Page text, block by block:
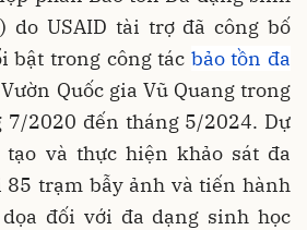
) do USAID tài trợ đã công bố
bật trong công tác bảo tồn đa
Quốc gia Vũ Quang trong
2020 đến tháng 5/2024. Dự
và thực hiện khảo sát đa
85 trạm bẫy ảnh và tiến hành
đối với đa dạng sinh học